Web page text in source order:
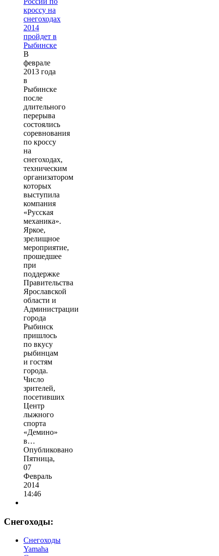
В
феврале
2013 года
в
Рыбинске
после
длительного
перерыва
состоялись
соревнования
по кроссу
на
снегоходах,
техническим
организатором
которых
выступила
компания
«Русская
механика».
Яркое,
зрелищное
мероприятие,
прошедшее
при
поддержке
Правительства
Ярославской
области и
Администрации
города
Рыбинск
пришлось
по вкусу
рыбинцам
и гостям
города.
Число
зрителей,
посетивших
Центр
лыжного
спорта
«Демино»
в…
Опубликовано
Пятница,
07
Февраль
2014
14:46
Снегоходы:
Cнегоходы
Yamaha